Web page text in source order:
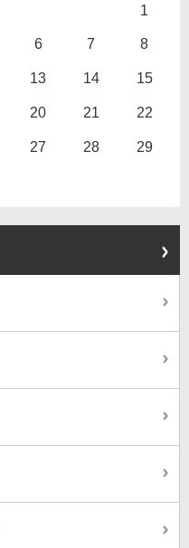
1
6 7 8
13 14 15
20 21 22
27 28 29